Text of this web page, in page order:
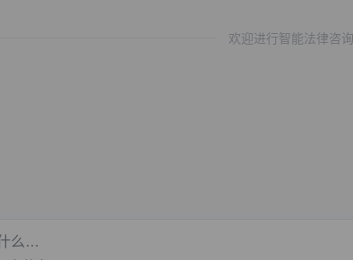
欢迎进行智能法律咨询